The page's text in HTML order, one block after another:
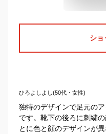
ショ
ひろよしよし(50代・女性)
独特のデザインで足元の
です。靴下の後ろに刺繍
とに色と顔のデザインが